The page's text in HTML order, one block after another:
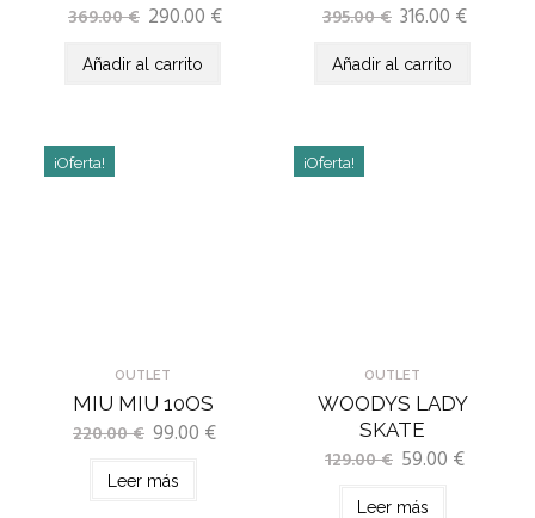
369.00€ 290.00 €
Añadir al carrito
395.00€ 316.00 €
Añadir al carrito
OUTLET
MIU MIU 10OS
220.00€ 99.00 €
¡Oferta!
Leer más
OUTLET
WOODYS LADY
SKATE
129.00€ 59.00 €
¡Oferta!
Leer más